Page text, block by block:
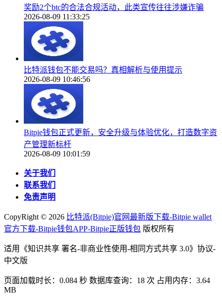
奖励2个btc的合法合规活动，此类宣传往往涉嫌诈骗
2026-08-09 11:33:25
比特派钱包不能交易吗？真相解析与使用提示
2026-08-09 10:46:56
Bitpie钱包正式更新，安全升级与体验优化，打造数字资
产管理新标杆
2026-08-09 10:01:59
关于我们
联系我们
免责声明
CopyRight © 2026 比特派(Bitpie)官网最新版下载-Bitpie wallet
官方下载-Bitpie钱包APP-Bitpie正版钱包 版权所有
适用《知识共享 署名-非商业性使用-相同方式共享 3.0》协议-
中文版
页面加载时长：0.084 秒 数据库查询：18 次 占用内存：3.64
MB